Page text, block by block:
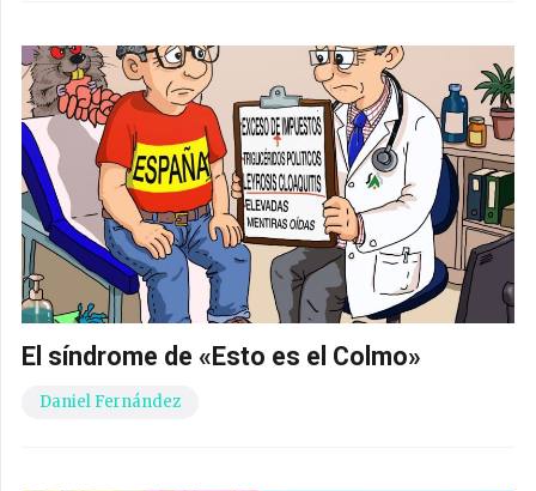
El síndrome de «Esto es el Colmo»
Daniel Fernández